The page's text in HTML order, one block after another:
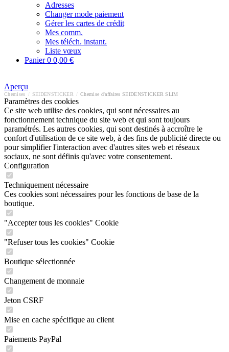
Adresses
Changer mode paiement
Gérer les cartes de crédit
Mes comm.
Mes téléch. instant.
Liste vœux
Panier0 0,00 €
Aperçu
Chemises SEIDENSTICKER Chemise d'affaires SEIDENSTICKER SLIM
Paramètres des cookies
Ce site web utilise des cookies, qui sont nécessaires au
fonctionnement technique du site web et qui sont toujours
paramétrés. Les autres cookies, qui sont destinés à accroître le
confort d'utilisation de ce site web, à des fins de publicité directe ou
pour simplifier l'interaction avec d'autres sites web et réseaux
sociaux, ne sont définis qu'avec votre consentement.
Configuration
Techniquement nécessaire
Ces cookies sont nécessaires pour les fonctions de base de la
boutique.
"Accepter tous les cookies" Cookie
"Refuser tous les cookies" Cookie
Boutique sélectionnée
Changement de monnaie
Jeton CSRF
Mise en cache spécifique au client
Paiements PayPal